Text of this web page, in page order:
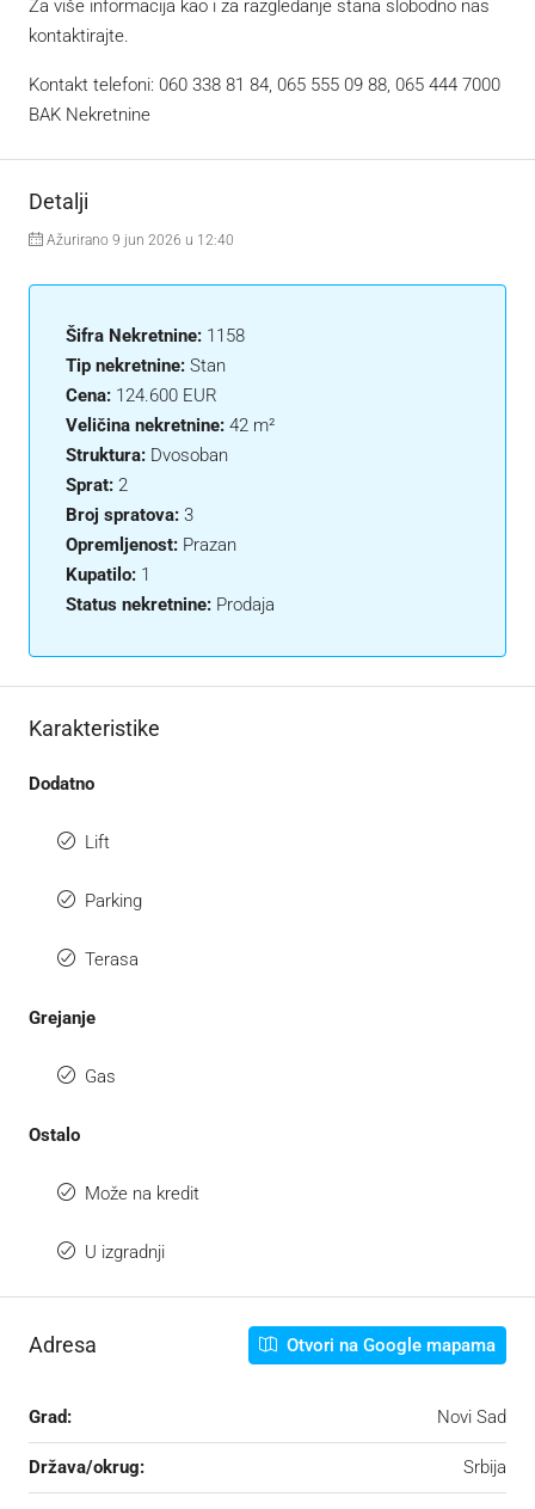
Za više informacija kao i za razgledanje stana slobodno nas
kontaktirajte.
Kontakt telefoni: 060 338 81 84, 065 555 09 88, 065 444 7000
BAK Nekretnine
Detalji
Ažurirano 9 jun 2026 u 12:40
Šifra Nekretnine: 1158
Tip nekretnine: Stan
Cena: 124.600 EUR
Veličina nekretnine: 42 m²
Struktura: Dvosoban
Sprat: 2
Broj spratova: 3
Opremljenost: Prazan
Kupatilo: 1
Status nekretnine: Prodaja
Karakteristike
Dodatno
Lift
Parking
Terasa
Grejanje
Gas
Ostalo
Može na kredit
U izgradnji
Adresa Otvori na Google mapama
Grad: Novi Sad
Država/okrug: Srbija